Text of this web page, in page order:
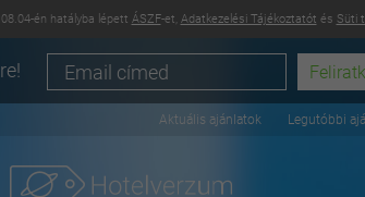
én hatályba lépett ÁSZF-et, Adatkezelési Tájékoztatót és Süti
Aktuális ajánlatok Legutóbbi